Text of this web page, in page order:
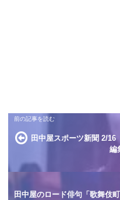
田中屋スポーツ新聞 2/16
編
田中屋のロード俳句「歌舞伎